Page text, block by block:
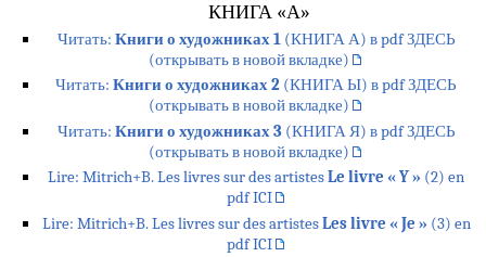
КНИГА «А»
Читать: Книги о художниках 1(КНИГА А) в pdf ЗДЕСЬ
(открывать в новой вкладке)
Читать:Книги о художниках 2 (КНИГА Ы) в pdf ЗДЕСЬ
(открывать в новой вкладке)
Читать: Книги о художниках 3(КНИГА Я) в pdf ЗДЕСЬ
(открывать в новой вкладке)
Lire: Mitrich+B. Les livres sur des artistesLe livre « Y » (2) en
pdf ICI
Lire: Mitrich+B. Les livres sur des artistesLes livre « Je »(3) en
pdf ICI